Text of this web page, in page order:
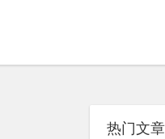
热门文章